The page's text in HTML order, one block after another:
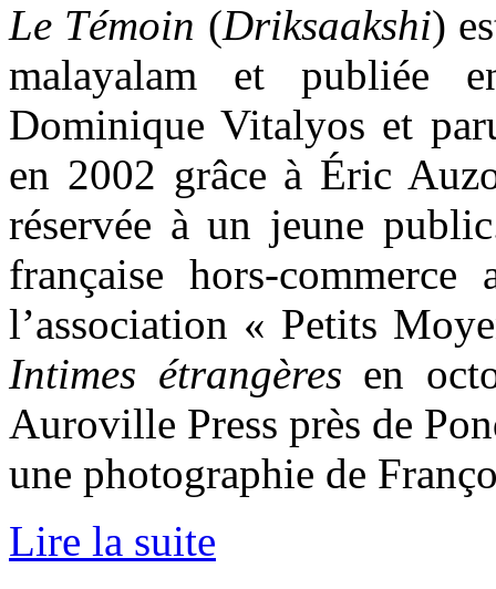
Le Témoin (Driksaakshi)
malayalam et publiée
Dominique Vitalyos et
en 2002 grâce à Éric
réservée à un jeune
française hors-
l’association « Petits
Intimes étrangères en
Auroville Press près de
une photographie de
Lire la suite